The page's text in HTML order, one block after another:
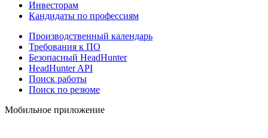
Инвесторам
Кандидаты по профессиям
Производственный календарь
Требования к ПО
Безопасный HeadHunter
HeadHunter API
Поиск работы
Поиск по резюме
Мобильное приложение